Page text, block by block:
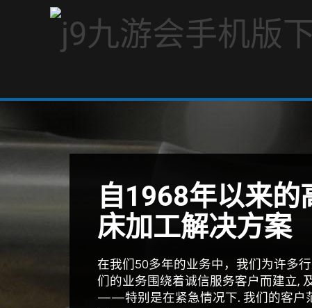
自1968年以来的
床加工解决方案
在我们50多年的业务中，我们为许多
们的业务围绕着诚信服务客户而建立,
——特别是在紧急情况下. 我们的客户